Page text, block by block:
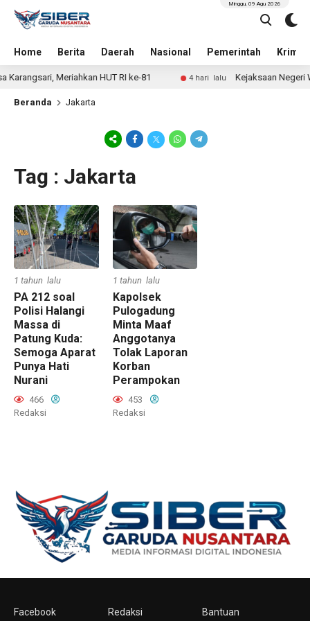
Home Berita Daerah Nasional Pemerintah
Minggu, 09 Agu 2026
Meriahkan HUT RI ke-81 4 hari lalu Kejaksaan Negeri
Beranda Jakarta
Tag : Jakarta
1 tahun lalu
PA 212 soal
Polisi Halangi
Massa di
Patung Kuda:
Semoga Aparat
Punya Hati
Nurani
466
Redaksi
1 tahun lalu
Kapolsek
Pulogadung
Minta Maaf
Anggotanya
Tolak Laporan
Korban
Perampokan
453
Redaksi
Facebook Redaksi Bantuan